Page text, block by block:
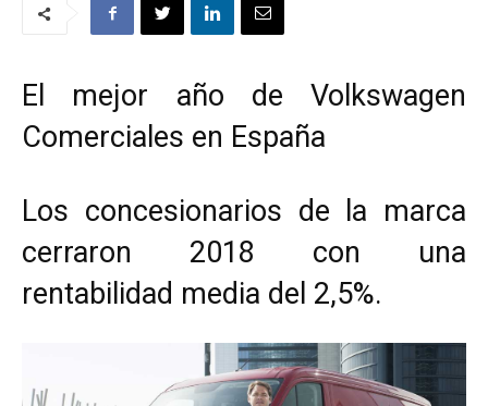
El mejor año de Volkswagen
Comerciales en España
Los concesionarios de la marca
cerraron 2018 con una
rentabilidad media del 2,5%.